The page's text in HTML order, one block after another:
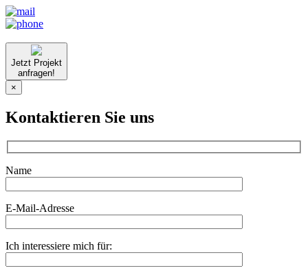
Jetzt Projekt
anfragen!
×
Kontaktieren Sie uns
Name
E-Mail-Adresse
Ich interessiere mich für: